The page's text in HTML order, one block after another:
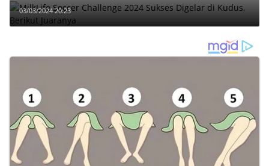
03/03/2024 20:23